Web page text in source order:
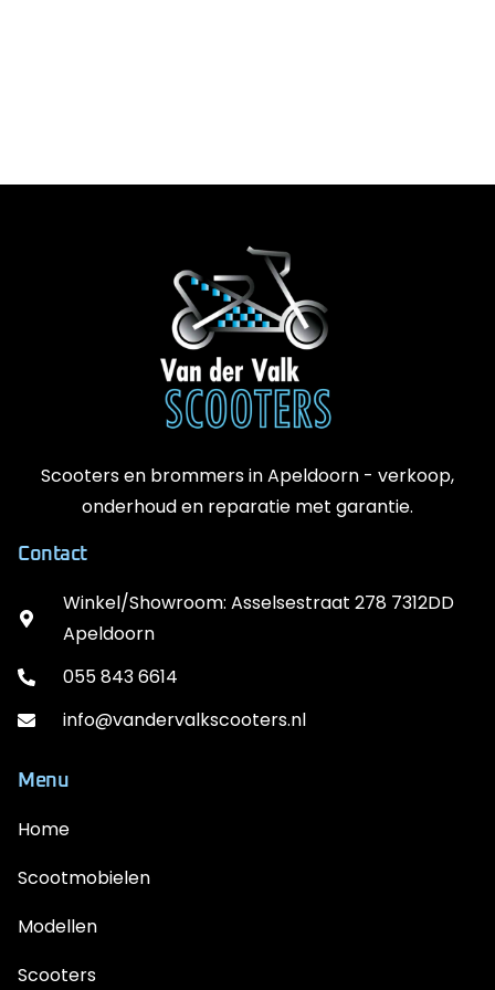
Scooters en brommers in Apeldoorn - verkoop,
onderhoud en reparatie met garantie.
Contact
Winkel/Showroom: Asselsestraat 278 7312DD
Apeldoorn
055 843 6614
info@vandervalkscooters.nl
Menu
Home
Scootmobielen
Modellen
Scooters